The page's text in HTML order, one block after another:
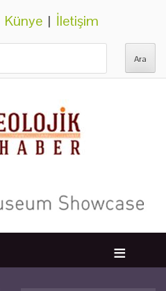
Künye | İletişim